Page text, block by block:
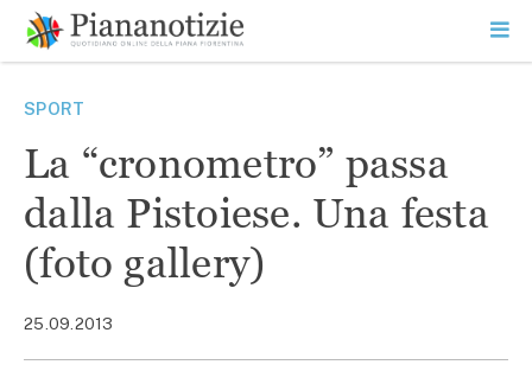
contenuto
SEARCH
SPORT
La “cronometro” passa
dalla Pistoiese. Una festa
(foto gallery)
25.09.2013